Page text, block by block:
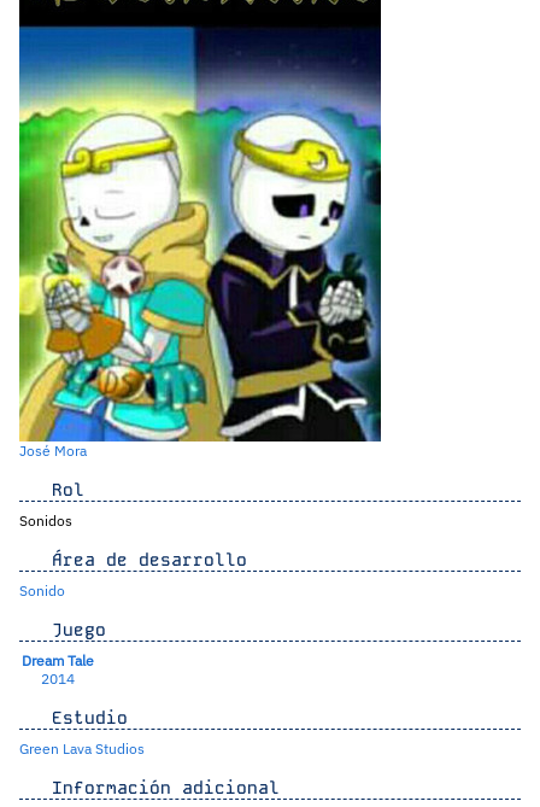
José Mora
Rol
Sonidos
Área de desarrollo
Sonido
Juego
Dream Tale
2014
Estudio
Green Lava Studios
Información adicional